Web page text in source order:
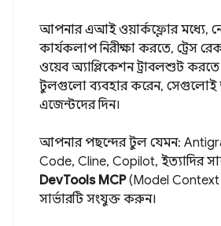
আপনার এআই ওয়ার্কফ্লোর মধ্যে,
কার্যকলাপ নিরীক্ষা করতে, ট্রেস
ওয়েব অ্যাপ্লিকেশন ট্রাবলশুট করতে
টুলগুলো ব্যবহার করেন, সেগুলোই
এজেন্টদের দিন।
আপনার পছন্দের টুল যেমন:
Code, Cline, Copilot, ইত্যাদির
DevTools MCP(Model
সার্ভারটি সংযুক্ত করুন।